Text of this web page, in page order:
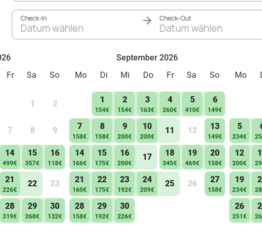
Check-In
Datum wählen
Check-Out
Datum wählen
Fr Sa So
1 2
7 8 9
14
499€
15
357€
16
118€
21
226€
22 23
28
319€
29
268€
30
132€
September 2026
Mo
Di Mi Do Fr Sa So
1
154€
2
154€
3
163€
4
260€
5
410€
6
149€
7
158€
8
158€
9
200€
10
200€
11 12 13
149€
14
166€
15
175€
16
200€
17 18
345€
19
469€
20
158€
21
160€
22
175€
23
192€
24
209€
25 26 27
158€
28
158€
29
192€
30
226€
Mo
5
234€
12
200€
19
234€
26
251€